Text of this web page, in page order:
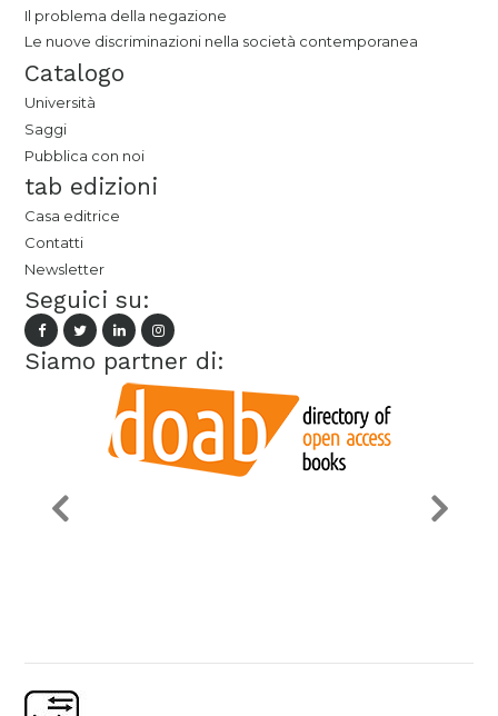
Il problema della negazione
Le nuove discriminazioni nella società contemporanea
Catalogo
Università
Saggi
Pubblica con noi
tab edizioni
Casa editrice
Contatti
Newsletter
Seguici su:
Siamo partner di: